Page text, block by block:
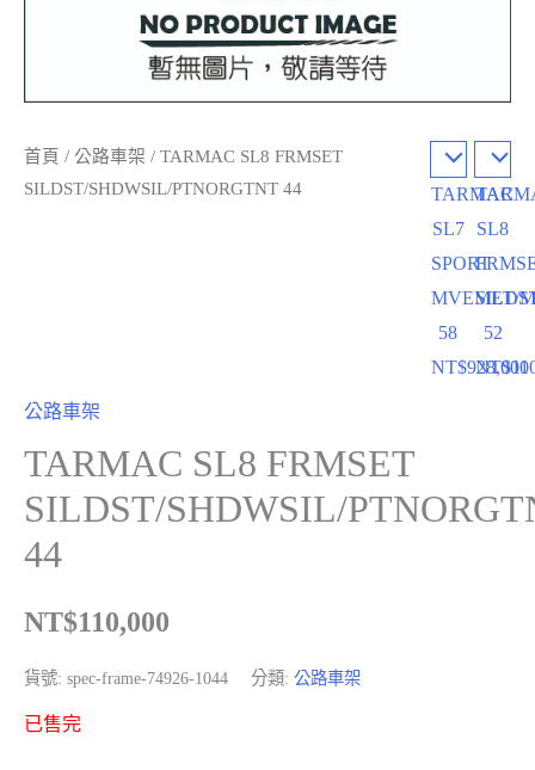
TARMAC
SL7
SPORT
MVEMET/
58
NT$928,000
SL8
52
NT$
首頁 / 公路車架 / TARMAC SL8 FRMSET
SILDST/SHDWSIL/PTNORGTNT 44
公路車架
TARMAC SL8 FRMSET
SILDST/SHDWSIL/
44
NT$110,000
貨號: spec-frame-74926-1044 分類: 公路車架
已售完